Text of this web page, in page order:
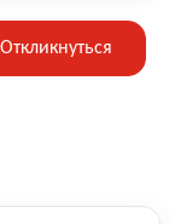
Откликнуться